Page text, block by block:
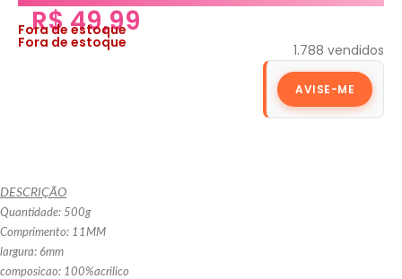
R$49,99
Fora de estoque
Fora de estoque
1.788 vendidos
AVISE-ME
DESCRIÇÃO
Quantidade: 500g
Comprimento: 11MM
largura: 6mm
composicao: 100%acrilico